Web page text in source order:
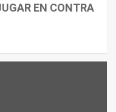
EN CONTRA